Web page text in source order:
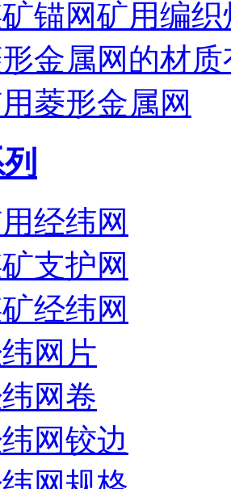
锚网矿用编
金属网的材质
菱形金属网
经纬网
支护网
经纬网
网片
网卷
网铰边